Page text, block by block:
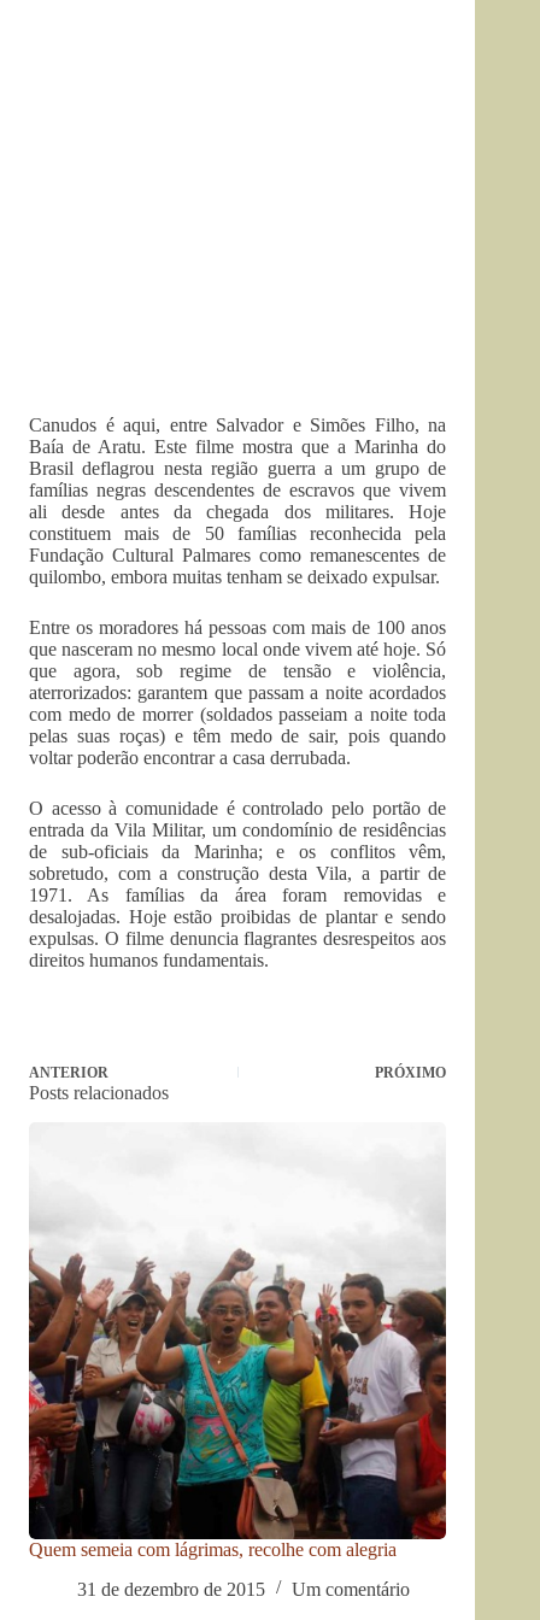
Canudos é aqui, entre Salvador e Simões Filho, na
Baía de Aratu. Este filme mostra que a Marinha do
Brasil deflagrou nesta região guerra a um grupo de
famílias negras descendentes de escravos que vivem
ali desde antes da chegada dos militares. Hoje
constituem mais de 50 famílias reconhecida pela
Fundação Cultural Palmares como remanescentes de
quilombo, embora muitas tenham se deixado expulsar.
Entre os moradores há pessoas com mais de 100 anos
que nasceram no mesmo local onde vivem até hoje. Só
que agora, sob regime de tensão e violência,
aterrorizados: garantem que passam a noite acordados
com medo de morrer (soldados passeiam a noite toda
pelas suas roças) e têm medo de sair, pois quando
voltar poderão encontrar a casa derrubada.
O acesso à comunidade é controlado pelo portão de
entrada da Vila Militar, um condomínio de residências
de sub-oficiais da Marinha; e os conflitos vêm,
sobretudo, com a construção desta Vila, a partir de
1971. As famílias da área foram removidas e
desalojadas. Hoje estão proibidas de plantar e sendo
expulsas. O filme denuncia flagrantes desrespeitos aos
direitos humanos fundamentais.
ANTERIOR PRÓXIMO
Posts relacionados
Quem semeia com lágrimas, recolhe com alegria
31 de dezembro de 2015
Um comentário